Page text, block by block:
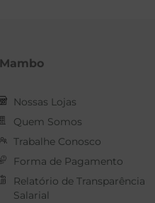
Mambo
Nossas Lojas
Quem Somos
Trabalhe Conosco
Forma de Pagamento
Relatório de Transparência
Salarial